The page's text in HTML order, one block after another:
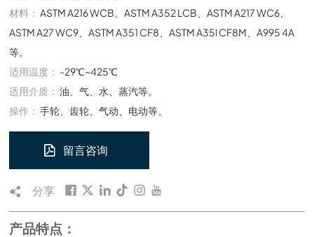
材料： ASTM A216 WCB、ASTM A352 LCB、ASTM A217 WC6、
ASTM A27 WC9、ASTM A351 CF8、ASTM A35l CF8M、A995 4A
等。
适用温度： -29℃~425℃
适用介质： 油、气、水、蒸汽等。
操作： 手轮、齿轮、气动、电动等。
留言咨询
分享
产品特点：